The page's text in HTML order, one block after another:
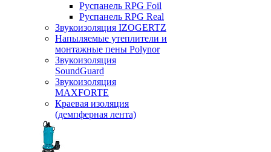
Руспанель RPG Foil
Руспанель RPG Real
Звукоизоляция IZOGERTZ
Напыляемые утеплители и
монтажные пены Polynor
Звукоизоляция
SoundGuard
Звукоизоляция
MAXFORTE
Краевая изоляция
(демпферная лента)